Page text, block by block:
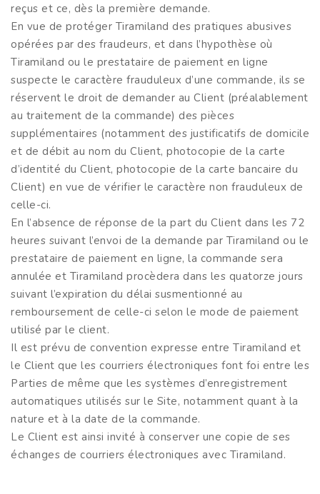
reçus et ce, dès la première demande.
En vue de protéger Tiramiland des pratiques abusives
opérées par des fraudeurs, et dans l’hypothèse où
Tiramiland ou le prestataire de paiement en ligne
suspecte le caractère frauduleux d’une commande, ils se
réservent le droit de demander au Client (préalablement
au traitement de la commande) des pièces
supplémentaires (notamment des justificatifs de domicile
et de débit au nom du Client, photocopie de la carte
d’identité du Client, photocopie de la carte bancaire du
Client) en vue de vérifier le caractère non frauduleux de
celle-ci.
En l’absence de réponse de la part du Client dans les 72
heures suivant l’envoi de la demande par Tiramiland ou le
prestataire de paiement en ligne, la commande sera
annulée et Tiramiland procèdera dans les quatorze jours
suivant l’expiration du délai susmentionné au
remboursement de celle-ci selon le mode de paiement
utilisé par le client.
Il est prévu de convention expresse entre Tiramiland et
le Client que les courriers électroniques font foi entre les
Parties de même que les systèmes d’enregistrement
automatiques utilisés sur le Site, notamment quant à la
nature et à la date de la commande.
Le Client est ainsi invité à conserver une copie de ses
échanges de courriers électroniques avec Tiramiland.